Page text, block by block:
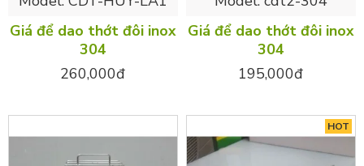
Giá để dao thớt đôi inox
304
260,000đ
Giá để dao thớt đôi inox
304
195,000đ
HOT